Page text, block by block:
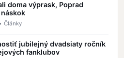
doma výprask, Poprad
Články
jubilejný dvadsiaty ročník
fanklubov